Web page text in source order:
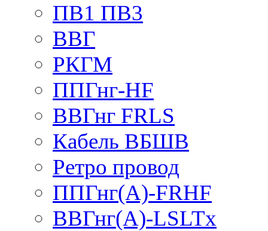
ПВ1 ПВ3
ВВГ
РКГМ
ППГнг-HF
ВВГнг FRLS
Кабель ВБШВ
Ретро провод
ППГнг(А)-FRHF
ВВГнг(А)-LSLTx